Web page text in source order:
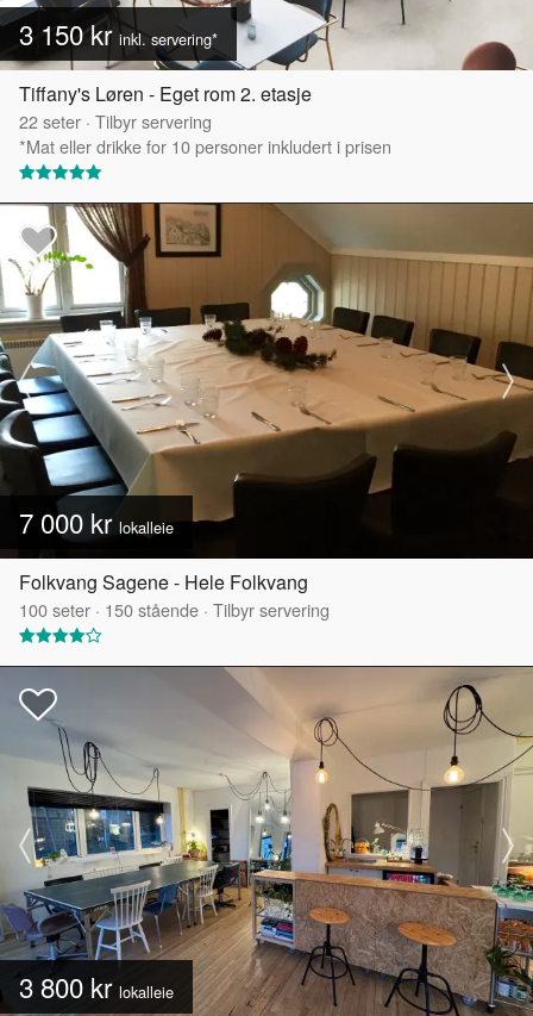
3 150 krinkl. servering*
Tiffany's Løren - Eget rom 2. etasje
22seter · Tilbyr servering
*Mat eller drikke for 10 personer inkludert i prisen
7 000 kr lokalleie
Folkvang Sagene - Hele Folkvang
100seter · 150stående · Tilbyr servering
3 800 kr lokalleie